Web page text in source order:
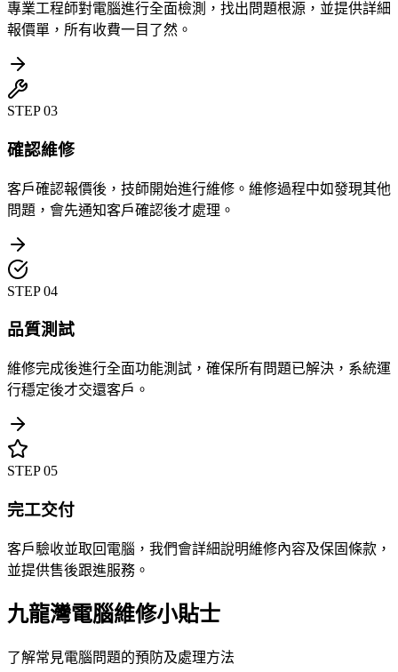
專業工程師對電腦進行全面檢測，找出問題根源，並提供詳細
報價單，所有收費一目了然。
STEP03
確認維修
客戶確認報價後，技師開始進行維修。維修過程中如發現其他
問題，會先通知客戶確認後才處理。
STEP04
品質測試
維修完成後進行全面功能測試，確保所有問題已解決，系統運
行穩定後才交還客戶。
STEP05
完工交付
客戶驗收並取回電腦，我們會詳細說明維修內容及保固條款，
並提供售後跟進服務。
九龍灣電腦維修小貼士
了解常見電腦問題的預防及處理方法